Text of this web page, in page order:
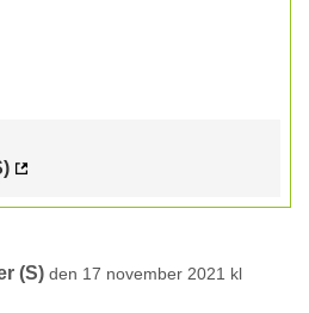
(S) den 17 november 2021 kl